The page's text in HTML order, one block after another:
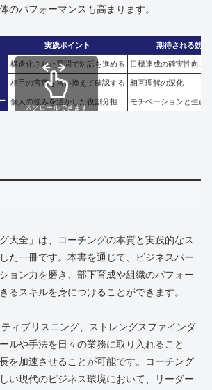
のパフォーマンスも高まります。
実践ポイント 期待される効果
構造化された質問で対話を進める 目標達成の確実性向上
相手の言葉を言い換えて確認する 相互理解の深化
個人の強みを活かした役割分担 モチベーションと生産
スクロールできます
大全」は、コーチングの本質と実践的なス
た一冊です。本書を通じて、ビジネスパー
ョン力を磨き、部下育成や組織のパフォー
るスキルを身につけることができます。
ィブリスニング、ストレングスファインダ
ルや手法を日々の業務に取り入れること
を加速させることが可能です。コーチング
い現代のビジネス環境において、リーダー